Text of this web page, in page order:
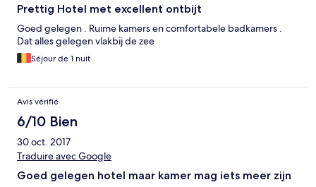
Prettig Hotel met excellent ontbijt
Goed gelegen . Ruime kamers en comfortabele badkamers .
Dat alles gelegen vlakbij de zee
Séjour de 1 nuit
Avis vérifié
6/10 Bien
30 oct. 2017
Traduire avec Google
Goed gelegen hotel maar kamer mag iets meer zijn